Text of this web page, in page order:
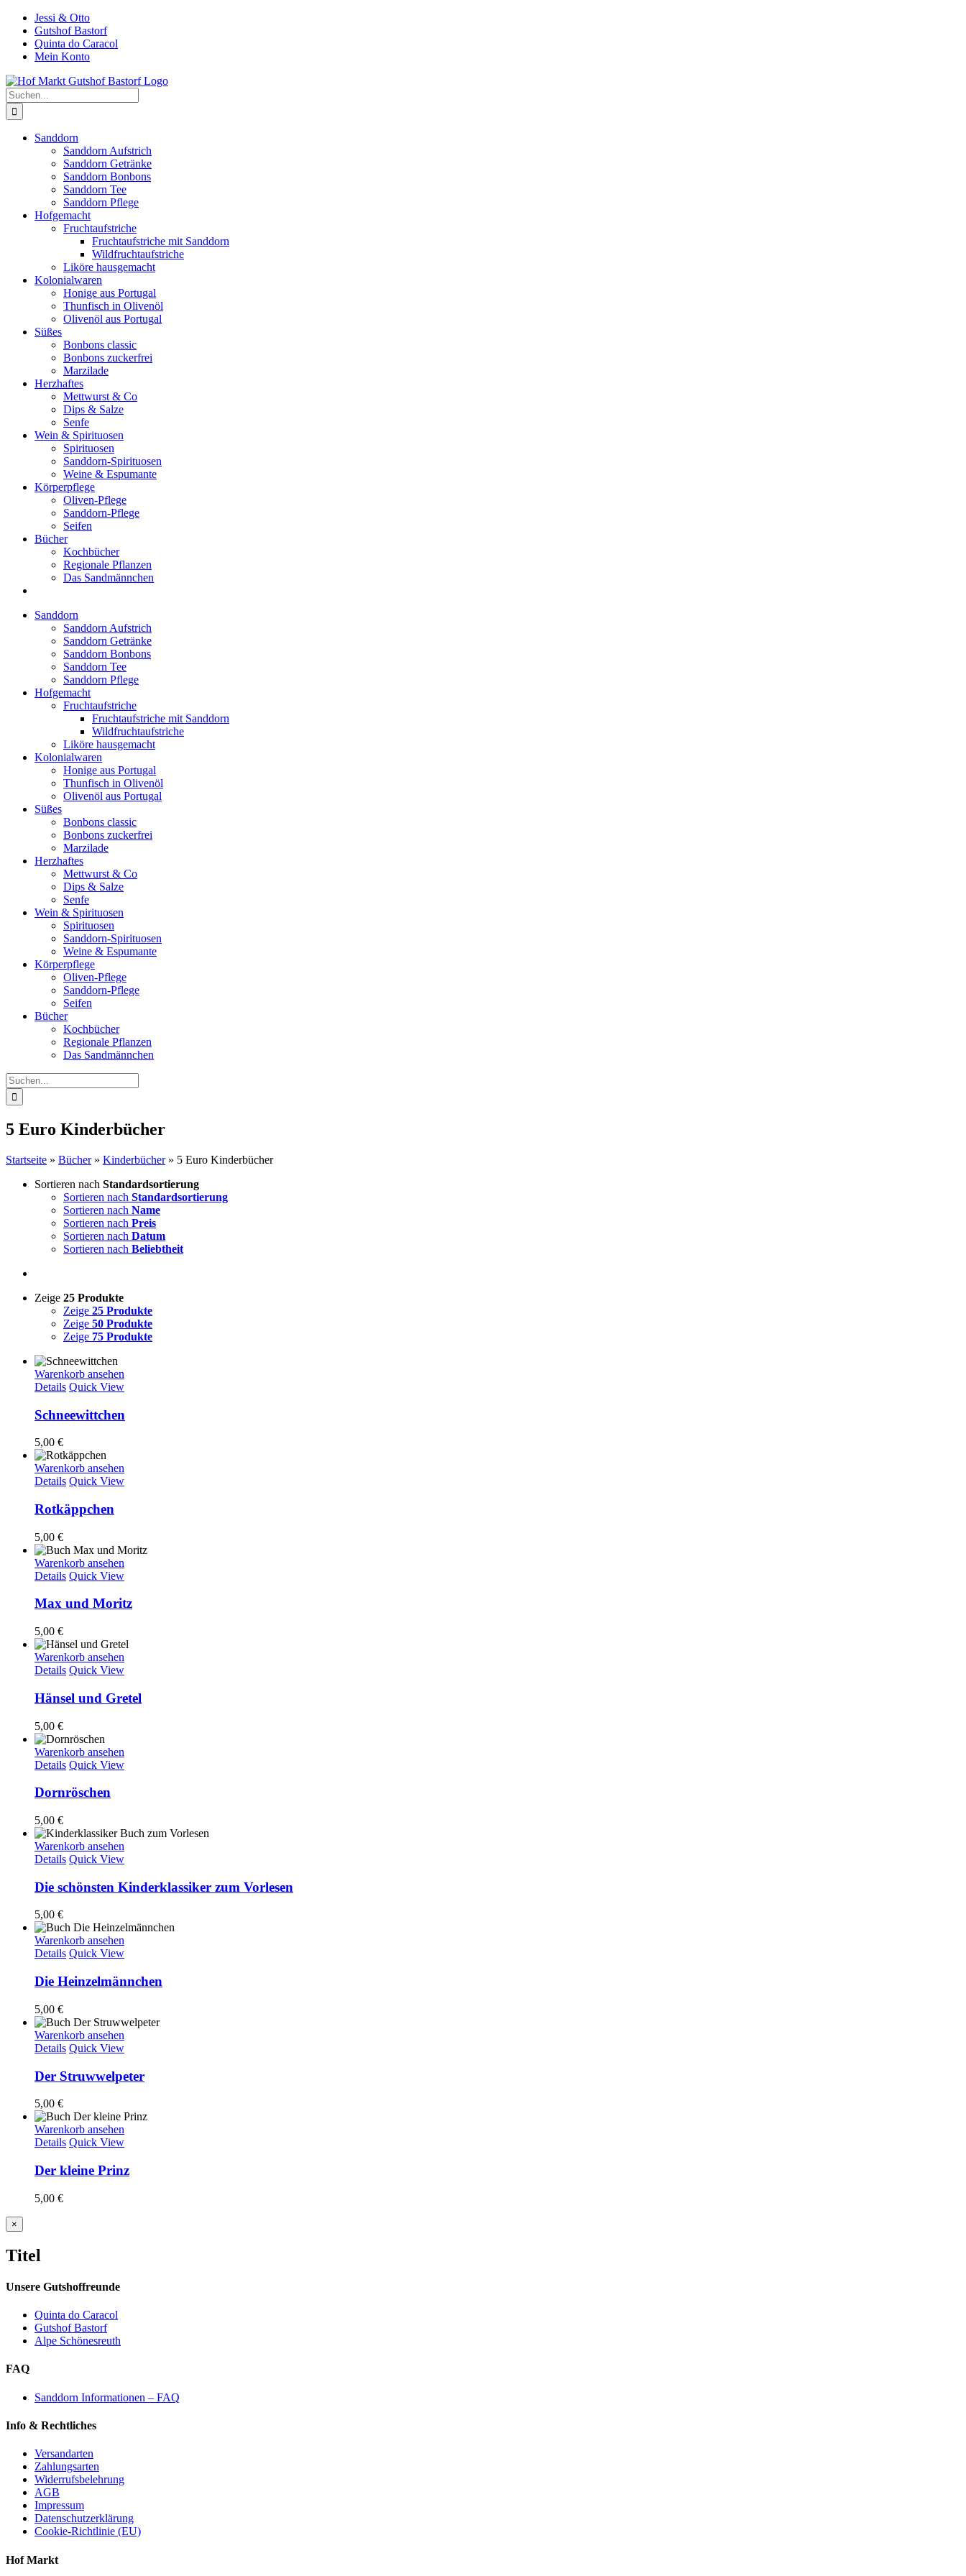
Zum
Inhalt
springen
Jessi & Otto
Gutshof Bastorf
Quinta do Caracol
Mein Konto
Suche
nach:
Sanddorn
Sanddorn Aufstrich
Sanddorn Getränke
Sanddorn Bonbons
Sanddorn Tee
Sanddorn Pflege
Hofgemacht
Fruchtaufstriche
Fruchtaufstriche mit Sanddorn
Wildfruchtaufstriche
Liköre hausgemacht
Kolonialwaren
Honige aus Portugal
Thunfisch in Olivenöl
Olivenöl aus Portugal
Süßes
Bonbons classic
Bonbons zuckerfrei
Marzilade
Herzhaftes
Mettwurst & Co
Dips & Salze
Senfe
Wein & Spirituosen
Spirituosen
Sanddorn-Spirituosen
Weine & Espumante
Körperpflege
Oliven-Pflege
Sanddorn-Pflege
Seifen
Bücher
Kochbücher
Regionale Pflanzen
Das Sandmännchen
Sanddorn
Sanddorn Aufstrich
Sanddorn Getränke
Sanddorn Bonbons
Sanddorn Tee
Sanddorn Pflege
Hofgemacht
Fruchtaufstriche
Fruchtaufstriche mit Sanddorn
Wildfruchtaufstriche
Liköre hausgemacht
Kolonialwaren
Honige aus Portugal
Thunfisch in Olivenöl
Olivenöl aus Portugal
Süßes
Bonbons classic
Bonbons zuckerfrei
Marzilade
Herzhaftes
Mettwurst & Co
Dips & Salze
Senfe
Wein & Spirituosen
Spirituosen
Sanddorn-Spirituosen
Weine & Espumante
Körperpflege
Oliven-Pflege
Sanddorn-Pflege
Seifen
Bücher
Kochbücher
Regionale Pflanzen
Das Sandmännchen
Suche
nach:
5 Euro Kinderbücher
Startseite » Bücher» Kinderbücher» 5 Euro Kinderbücher
Sortieren nach Standardsortierung
Sortieren nach Standardsortierung
Sortieren nach Name
Sortieren nach Preis
Sortieren nach Datum
Sortieren nach Beliebtheit
Zeige 25 Produkte
Zeige 25 Produkte
Zeige 50 Produkte
Zeige 75 Produkte
Warenkorb ansehen
Details Quick View
Schneewittchen
5,00 €
Warenkorb ansehen
Details Quick View
Rotkäppchen
5,00 €
Warenkorb ansehen
Details Quick View
Max und Moritz
5,00 €
Warenkorb ansehen
Details Quick View
Hänsel und Gretel
5,00 €
Warenkorb ansehen
Details Quick View
Dornröschen
5,00 €
Warenkorb ansehen
Details Quick View
Die schönsten Kinderklassiker zum Vorlesen
5,00 €
Warenkorb ansehen
Details Quick View
Die Heinzelmännchen
5,00 €
Warenkorb ansehen
Details Quick View
Der Struwwelpeter
5,00 €
Warenkorb ansehen
Details Quick View
Der kleine Prinz
5,00 €
Close
product
view
×
Titel
Unsere Gutshoffreunde
Quinta do Caracol
Gutshof Bastorf
Alpe Schönesreuth
FAQ
Sanddorn Informationen – FAQ
Info & Rechtliches
Versandarten
Zahlungsarten
Widerrufsbelehrung
AGB
Impressum
Datenschutzerklärung
Cookie-Richtlinie (EU)
Hof Markt